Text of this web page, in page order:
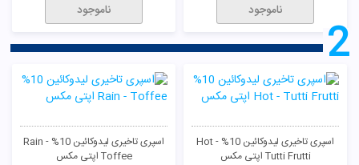
ناموجود
ناموجود
2
اسپری تاخیری لیدوکائین 10% Hot -
Tutti Frutti اپتی مکس
اسپری تاخیری لیدوکائین 10% Rain -
Toffee اپتی مکس